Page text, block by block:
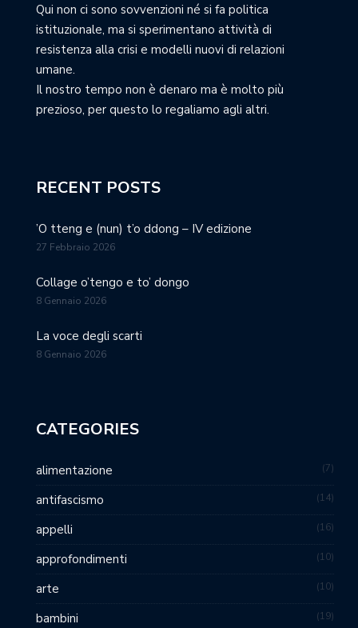
Qui non ci sono sovvenzioni né si fa politica
istituzionale, ma si sperimentano attività di
resistenza alla crisi e modelli nuovi di relazioni
umane.
Il nostro tempo non è denaro ma è molto più
prezioso, per questo lo regaliamo agli altri.
RECENT POSTS
’O tteng e (nun) t’o ddong – IV edizione
27 Febbraio 2026
Collage o’tengo e to’ dongo
8 Gennaio 2026
La voce degli scarti
8 Gennaio 2026
CATEGORIES
alimentazione 7
antifascismo 14
appelli 16
approfondimenti 10
arte 10
bambini 19